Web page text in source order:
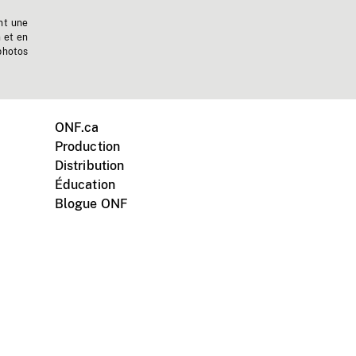
une
et en
ONF.ca
Production
Distribution
Éducation
Blogue ONF